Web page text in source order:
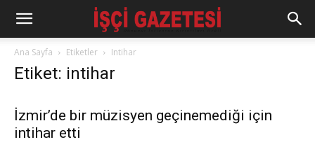
Ana Sayfa Etiketler Intihar
Etiket: intihar
İzmir’de bir müzisyen geçinemediği için
intihar etti